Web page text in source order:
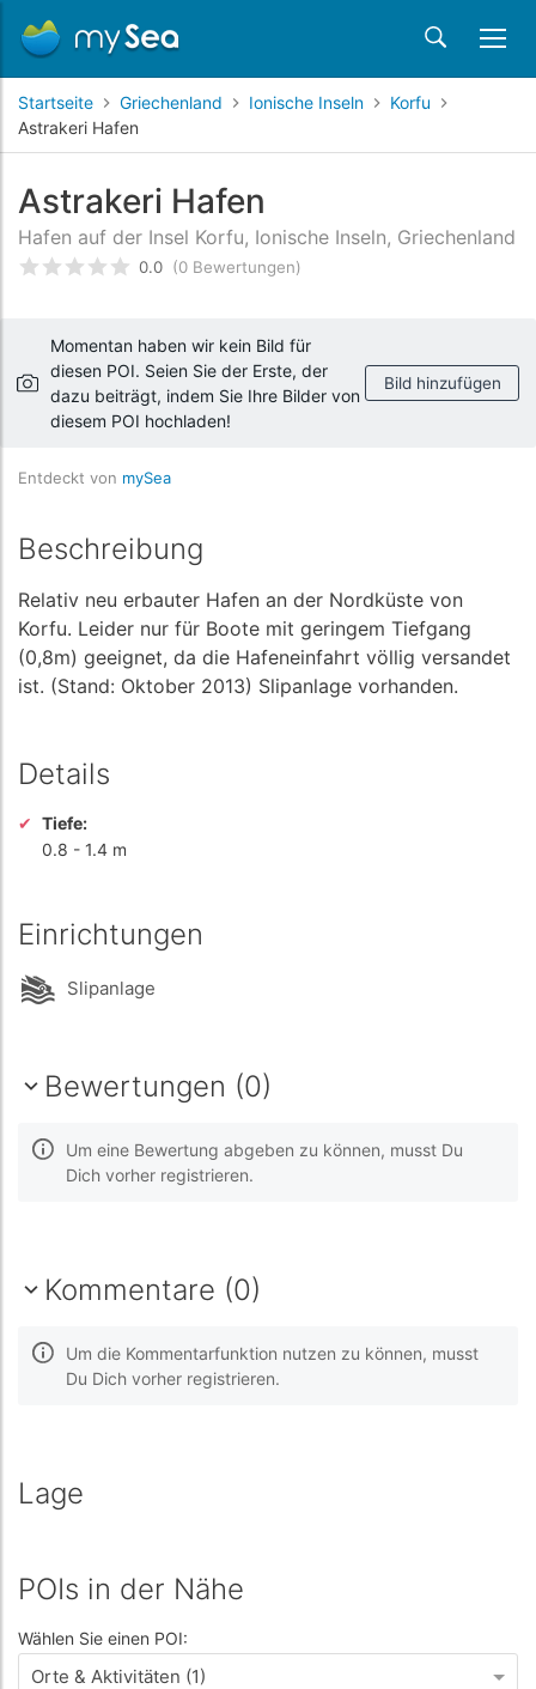
Startseite Griechenland Ionische Inseln
Korfu
Astrakeri Hafen
Astrakeri Hafen
Hafen auf der Insel Korfu, Ionische Inseln, Griechenland
bewertet0 /5 beyogen auf
0.0 (0 Bewertungen)
Momentan haben wir kein Bild für
diesen POI. Seien Sie der Erste, der
dazu beiträgt, indem Sie Ihre Bilder von
diesem POI hochladen!
Bild hinzufügen
Entdeckt von mySea
Beschreibung
Relativ neu erbauter Hafen an der Nordküste von
Korfu. Leider nur für Boote mit geringem Tiefgang
(0,8m) geeignet, da die Hafeneinfahrt völlig versandet
ist. (Stand: Oktober 2013) Slipanlage vorhanden.
Details
Tiefe:
0.8 - 1.4 m
Einrichtungen
Slipanlage
Bewertungen (0)
Um eine Bewertung abgeben zu können, musst Du
Dich vorher registrieren.
Kommentare (0)
Um die Kommentarfunktion nutzen zu können, musst
Du Dich vorher registrieren.
Lage
POIs in der Nähe
Wählen Sie einen POI:
Orte & Aktivitäten (1)